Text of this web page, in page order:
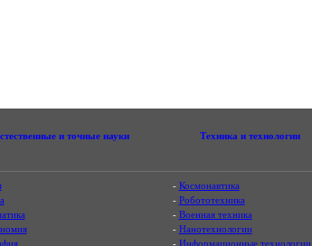
и точные науки Техника и технологии
- Космонавтика
- Робототехника
- Военная техника
- Нанотехнологии
- Информационные технологии